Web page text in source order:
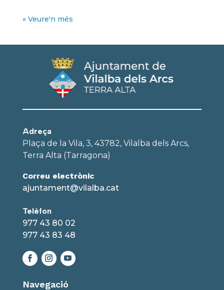
« Veure'n més
Adreça
Plaça de la Vila, 3, 43782, Vilalba dels Arcs,
Terra Alta (Tarragona)
Correu electrònic
ajuntament@vilalba.cat
Telèfon
977 43 80 02
977 43 83 48
Navegació